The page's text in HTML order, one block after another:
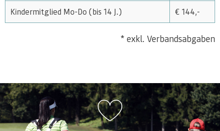
Kindermitglied Mo-Do (bis 14 J.) € 144,-
* exkl. Verbandsabgaben